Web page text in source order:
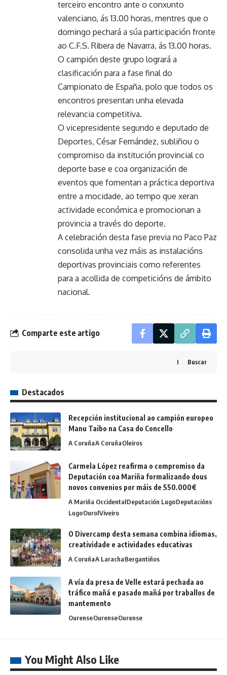
terceiro encontro ante o conxunto
valenciano, ás 13.00 horas, mentres que o
domingo pechará a súa participación fronte
ao C.F.S. Ribera de Navarra, ás 13.00 horas.
O campión deste grupo logrará a
clasificación para a fase final do
Campionato de España, polo que todos os
encontros presentan unha elevada
relevancia competitiva.
O vicepresidente segundo e deputado de
Deportes, César Fernández, subliñou o
compromiso da institución provincial co
deporte base e coa organización de
eventos que fomentan a práctica deportiva
entre a mocidade, ao tempo que xeran
actividade económica e promocionan a
provincia a través do deporte.
A celebración desta fase previa no Paco Paz
consolida unha vez máis as instalacións
deportivas provinciais como referentes
para a acollida de competicións de ámbito
nacional.
Comparte este artigo
Buscar
Destacados
Recepción institucional ao campión europeo
Manu Taibo na Casa do Concello
A CoruñaA CoruñaOleiros
Carmela López reafirma o compromiso da
Deputación coa Mariña formalizando dous
novos convenios por máis de 550.000€
A Mariña OccidentalDeputación LugoDeputacións
LugoOurolViveiro
O Divercamp desta semana combina idiomas,
creatividade e actividades educativas
A CoruñaA LarachaBergantiños
A vía da presa de Velle estará pechada ao
tráfico mañá e pasado mañá por traballos de
mantemento
OurenseOurenseOurense
You Might Also Like